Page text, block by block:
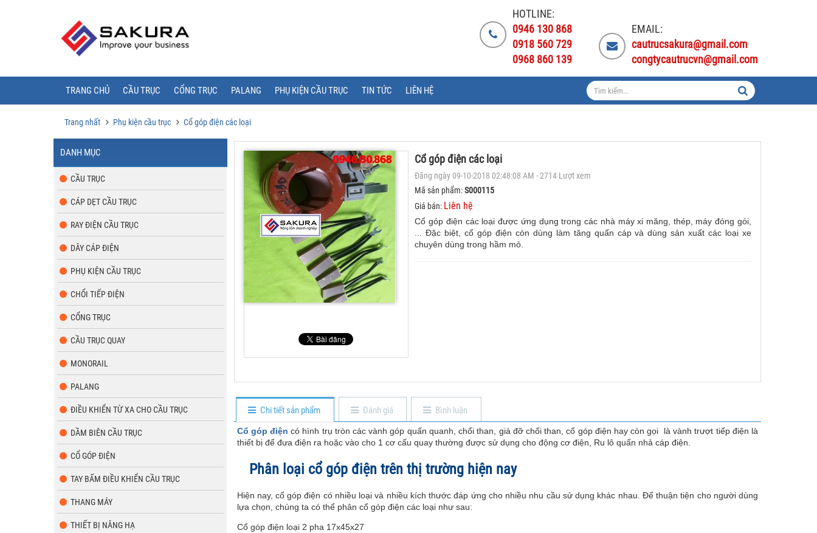
HOTLINE:
0946 130 868
0918 560 729
0968 860 139
EMAIL:
cautrucsakura@gmail.com
congtycautrucvn@gmail.com
TRANG CHỦ CẦU TRỤC CỔNG TRỤC PALANG PHỤ KIỆN CẦU TRỤC TIN TỨC LIÊN HỆ
Trang nhất Phụ kiện cầu trục Cổ góp điện các loại
Cổ góp điện các loại
Đăng ngày 09-10-2018 02:48:08 AM - 2714 Lượt xem
Mã sản phẩm:S000115
Giá bán: Liên hệ
Cổ góp điện các loại được ứng dụng trong các nhà máy xi măng, thép, máy đóng gói,
... Đặc biệt, cổ góp điện còn dùng làm tăng quấn cáp và dùng sản xuất các loại xe
chuyên dùng trong hầm mỏ.
Chi tiết sản phẩm Đánh giá Bình luận
Cổ góp điện có hình trụ tròn các vành góp quấn quanh, chổi than, giá đỡ chổi than, cổ góp điện hay còn gọi là vành trượt tiếp điện là
thiết bị để đưa điện ra hoặc vào cho 1 cơ cấu quay thường được sử dụng cho động cơ điện, Ru lô quấn nhả cáp điện.
Phân loại cổ góp điện trên thị trường hiện nay
Hiện nay, cổ góp điện có nhiều loại và nhiều kích thước đáp ứng cho nhiều nhu cầu sử dụng khác nhau. Để thuận tiện cho người dùng
lựa chọn, chúng ta có thể phân cổ góp điện các loại như sau:
Cổ góp điện loại 2 pha 17x45x27
DANH MỤC
CẦU TRỤC
CÁP DẸT CẦU TRỤC
RAY ĐIỆN CẦU TRỤC
DÂY CÁP ĐIỆN
PHỤ KIỆN CẦU TRỤC
CHỔI TIẾP ĐIỆN
CỔNG TRỤC
CẦU TRỤC QUAY
MONORAIL
PALANG
ĐIỀU KHIỂN TỪ XA CHO CẦU TRỤC
DẦM BIÊN CẦU TRỤC
CỔ GÓP ĐIỆN
TAY BẤM ĐIỀU KHIỂN CẦU TRỤC
THANG MÁY
THIẾT BỊ NÂNG HẠ